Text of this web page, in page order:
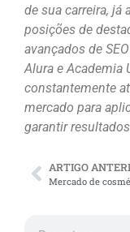
de sua carreira, já
posições de
avançados de
Alura e Academia
constantemente
mercado para
garantir
ARTIGO